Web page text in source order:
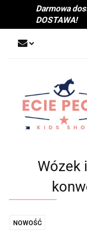
Darmowa
DOSTAWA!
Wózek
NOWOŚĆ